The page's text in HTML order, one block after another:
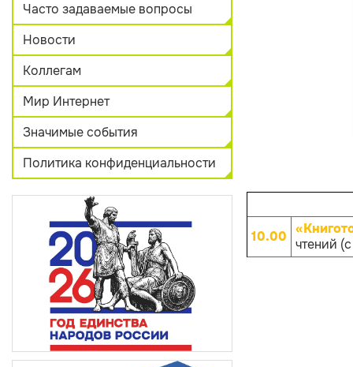
Часто задаваемые вопросы
Новости
Коллегам
Мир Интернет
Значимые события
Политика конфиденциальности
10.00 чтений